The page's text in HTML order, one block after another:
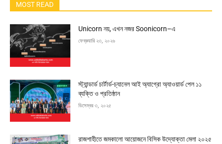
MOST READ
Unicorn নয়, এখন নজর Soonicorn–এ
ফেব্রুয়ারি ২৩, ২০২৬
স্ট্যান্ডার্ড চার্টার্ড-চ্যানেল আই অ্যাগ্রো অ্যাওয়ার্ড পেল ১১
ব্যক্তি ও প্রতিষ্ঠান
ডিসেম্বর ৩, ২০২৫
রাজশাহীতে জমকালো আয়োজনে বিসিক উদ্যোক্তা মেলা ২০২৫